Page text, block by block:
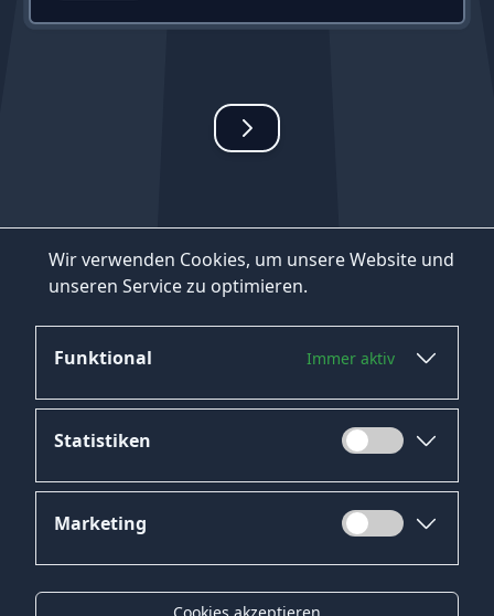
Wir verwenden Cookies, um unsere Website und
unseren Service zu optimieren.
Funktional Immer aktiv
Statistiken
Marketing
Datenschutz
Impressum